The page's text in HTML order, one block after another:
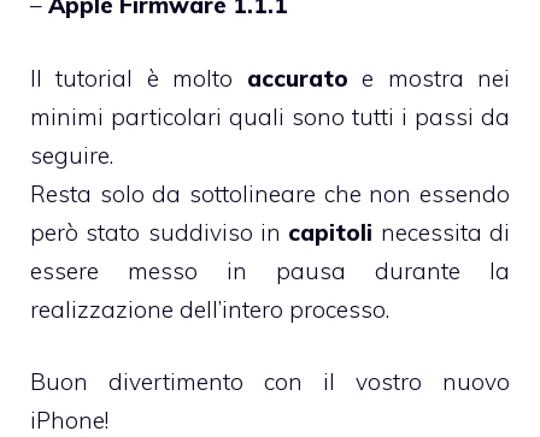
Il tutorial è molto accurato e mostra nei
minimi particolari quali sono tutti i passi da
seguire.
Resta solo da sottolineare che non essendo
però stato suddiviso in capitoli necessita di
essere messo in pausa durante la
realizzazione dell’intero processo.
Buon divertimento con il vostro nuovo
iPhone!